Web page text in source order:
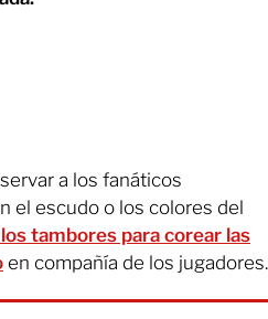
a los fanáticos
el escudo o los colores del
tambores para corear las
en compañía de los jugadores.